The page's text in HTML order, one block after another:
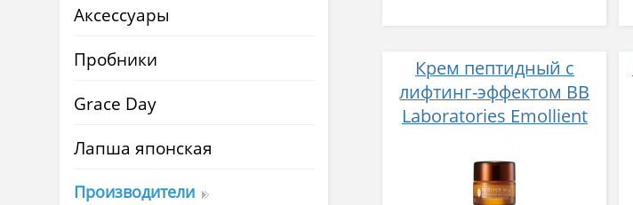
Аксессуары
Пробники
Grace Day
Лапша японская
Производители
Крем пептидный с
лифтинг-эффектом BB
Laboratories Emollient